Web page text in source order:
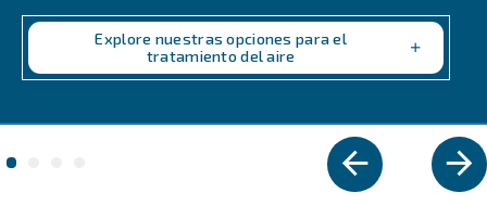
VELOCIDAD FIJA